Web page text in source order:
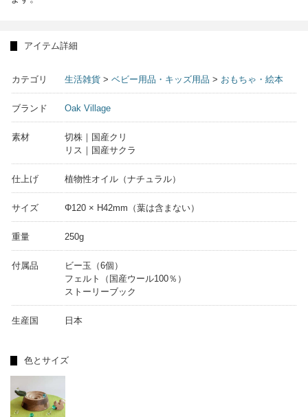
アイテム詳細
カテゴリ 生活雑貨 > ベビー用品・キッズ用品 > おもちゃ・絵本
ブランド Oak Village
素材
切株｜国産クリ
リス｜国産サクラ
仕上げ 植物性オイル（ナチュラル）
サイズ Φ120 × H42mm（葉は含まない）
重量 250g
付属品
ビー玉（6個）
フェルト（国産ウール100％）
ストーリーブック
生産国 日本
色とサイズ